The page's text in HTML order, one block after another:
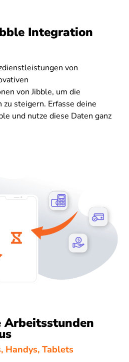
Integration
von
von Jibble, um die
zu steigern. Erfasse deine
und nutze diese Daten ganz
Arbeitsstunden
Handys, Tablets